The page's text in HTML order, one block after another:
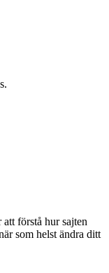
förstå hur sajten
som helst ändra ditt